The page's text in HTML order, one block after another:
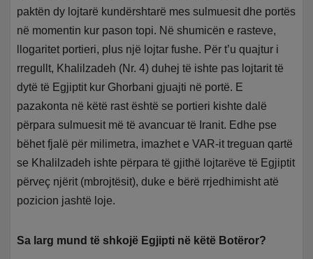
paktën dy lojtarë kundërshtarë mes sulmuesit dhe portës
në momentin kur pason topi. Në shumicën e rasteve,
llogaritet portieri, plus një lojtar fushe. Për t’u quajtur i
rregullt, Khalilzadeh (Nr. 4) duhej të ishte pas lojtarit të
dytë të Egjiptit kur Ghorbani gjuajti në portë. E
pazakonta në këtë rast është se portieri kishte dalë
përpara sulmuesit më të avancuar të Iranit. Edhe pse
bëhet fjalë për milimetra, imazhet e VAR-it treguan qartë
se Khalilzadeh ishte përpara të gjithë lojtarëve të Egjiptit
përveç njërit (mbrojtësit), duke e bërë rrjedhimisht atë
pozicion jashtë loje.
Sa larg mund të shkojë Egjipti në këtë Botëror?